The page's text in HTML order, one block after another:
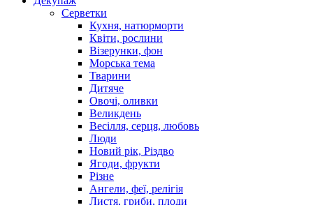
Серветки
Кухня, натюрморти
Квіти, рослини
Візерунки, фон
Морська тема
Тварини
Дитяче
Овочі, оливки
Великдень
Весілля, серця, любовь
Люди
Новий рік, Різдво
Ягоди, фрукти
Різне
Ангели, феї, релігія
Листя, гриби, плоди